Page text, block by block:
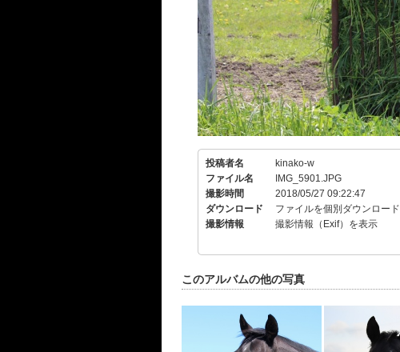
投稿者名
kinako-w
ファイル名
IMG_5901.JPG
撮影時間
2018/05/27 09:22:47
ダウンロード
ファイルを個別ダウンロード
撮影情報
撮影情報（Exif）を表示
このアルバムの他の写真